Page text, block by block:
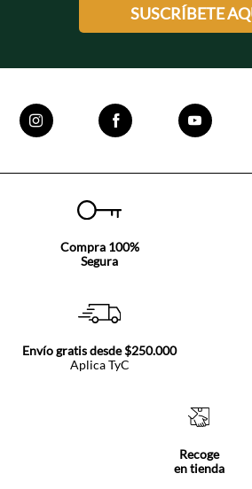
SUSCRÍBETE
Compra 100%
Segura
Envío gratis desde $250.000
Aplica TyC
Recoge
en tienda